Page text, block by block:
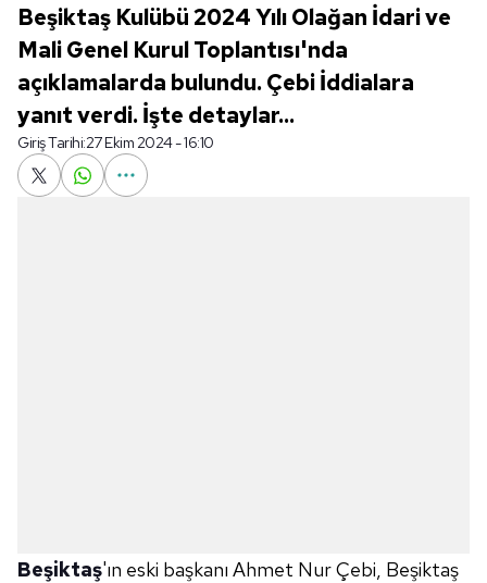
Beşiktaş Kulübü 2024 Yılı Olağan İdari ve
Mali Genel Kurul Toplantısı'nda
açıklamalarda bulundu. Çebi İddialara
yanıt verdi. İşte detaylar...
Giriş Tarihi:27 Ekim 2024 - 16:10
Beşiktaş'ın eski başkanı Ahmet Nur Çebi, Beşiktaş